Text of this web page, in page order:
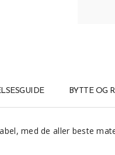
BYTTE OG
med de aller beste